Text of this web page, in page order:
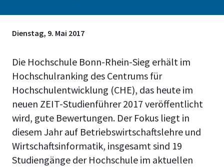
Dienstag, 9. Mai 2017
Die Hochschule Bonn-Rhein-Sieg erhält im
Hochschulranking des Centrums für
Hochschulentwicklung (CHE), das heute im
neuen ZEIT-Studienführer 2017 veröffentlicht
wird, gute Bewertungen. Der Fokus liegt in
diesem Jahr auf Betriebswirtschaftslehre und
Wirtschaftsinformatik, insgesamt sind 19
Studiengänge der Hochschule im aktuellen